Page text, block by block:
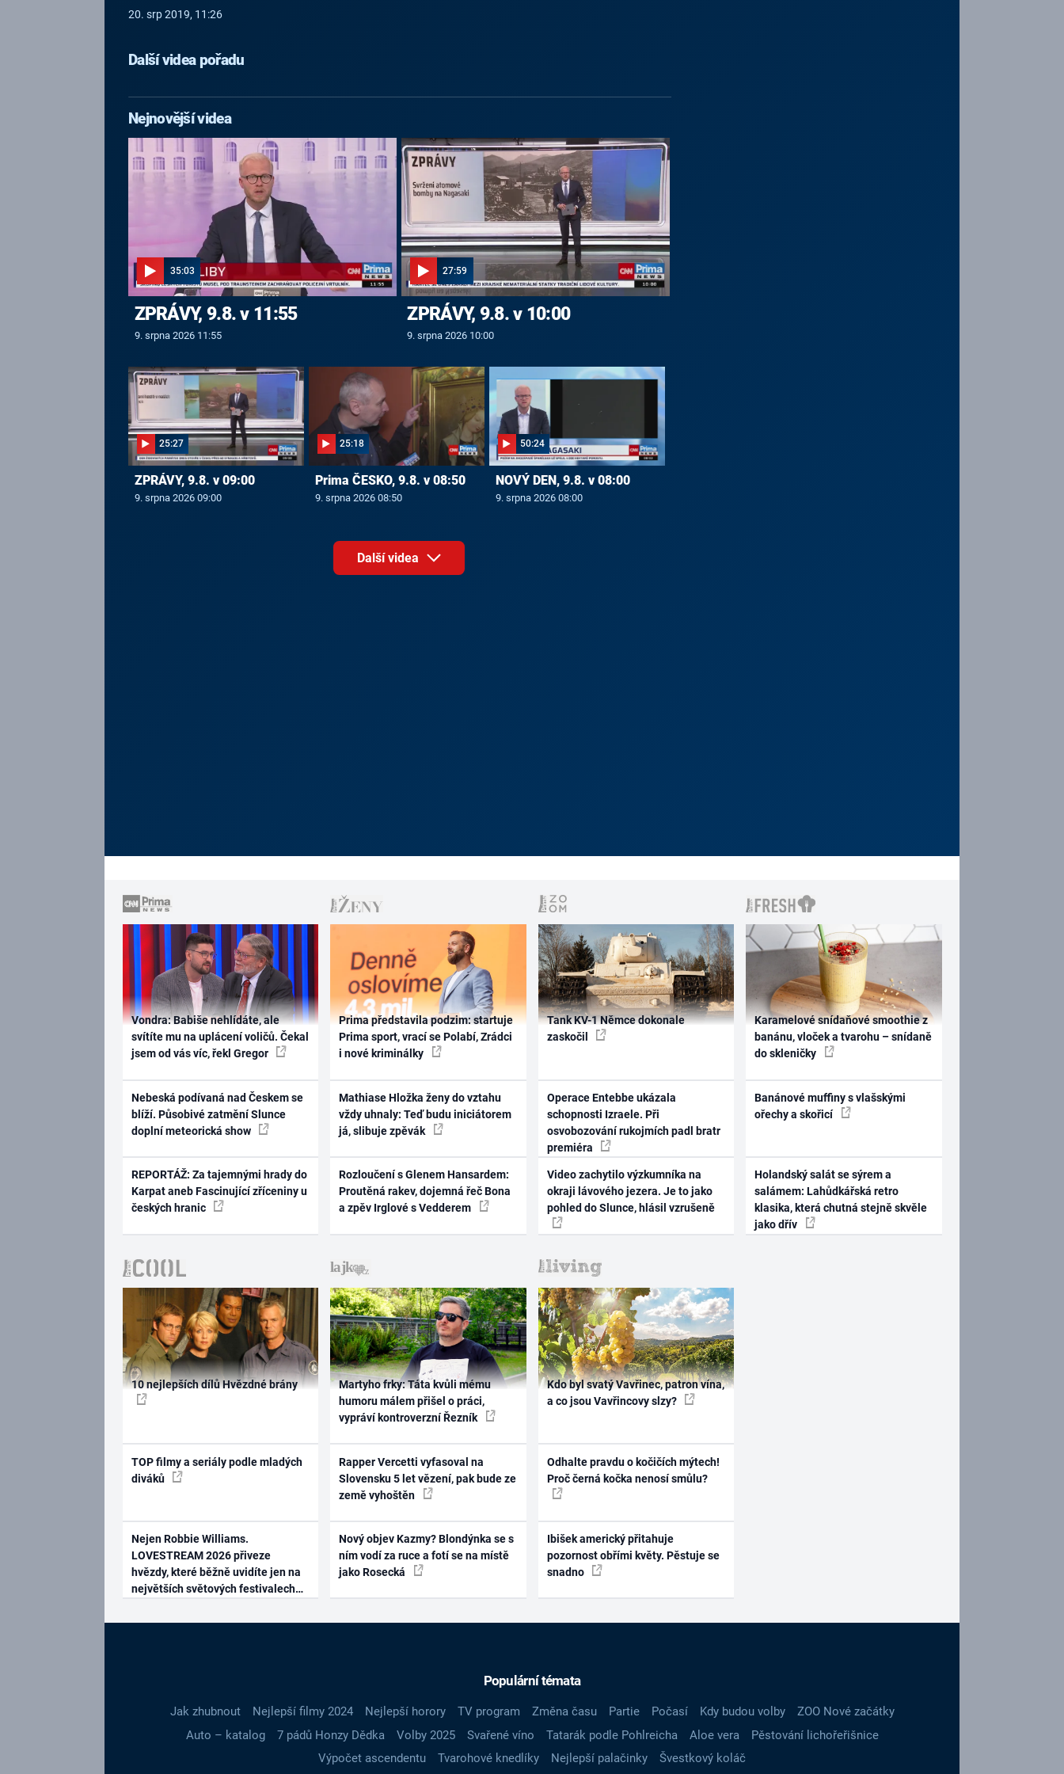
20. srp 2019, 11:26
Další videa pořadu
Nejnovější videa
35:03
ZPRÁVY, 9.8. v 11:55
9. srpna 2026 11:55
27:59
ZPRÁVY, 9.8. v 10:00
9. srpna 2026 10:00
25:27
ZPRÁVY, 9.8. v 09:00
9. srpna 2026 09:00
25:18
Prima ČESKO, 9.8. v 08:50
9. srpna 2026 08:50
50:24
NOVÝ DEN, 9.8. v 08:00
9. srpna 2026 08:00
Další videa
Vondra: Babiše nehlídáte, ale
svítíte mu na uplácení voličů. Čekal
jsem od vás víc, řekl Gregor
Nebeská podívaná nad Českem se
blíží. Působivé zatmění Slunce
doplní meteorická show
REPORTÁŽ: Za tajemnými hrady do
Karpat aneb Fascinující zříceniny u
českých hranic
Prima představila podzim: startuje
Prima sport, vrací se Polabí, Zrádci
i nové kriminálky
Mathiase Hložka ženy do vztahu
vždy uhnaly: Teď budu iniciátorem
já, slibuje zpěvák
Rozloučení s Glenem Hansardem:
Proutěná rakev, dojemná řeč Bona
a zpěv Irglové s Vedderem
Tank KV-1 Němce dokonale
zaskočil
Operace Entebbe ukázala
schopnosti Izraele. Při
osvobozování rukojmích padl bratr
premiéra
Video zachytilo výzkumníka na
okraji lávového jezera. Je to jako
pohled do Slunce, hlásil vzrušeně
Karamelové snídaňové smoothie z
banánu, vloček a tvarohu – snídaně
do skleničky
Banánové muffiny s vlašskými
ořechy a skořicí
Holandský salát se sýrem a
salámem: Lahůdkářská retro
klasika, která chutná stejně skvěle
jako dřív
10 nejlepších dílů Hvězdné brány
TOP filmy a seriály podle mladých
diváků
Nejen Robbie Williams.
LOVESTREAM 2026 přiveze
hvězdy, které běžně uvidíte jen na
největších světových festivalech
Martyho frky: Táta kvůli mému
humoru málem přišel o práci,
vypráví kontroverzní Řezník
Rapper Vercetti vyfasoval na
Slovensku 5 let vězení, pak bude ze
země vyhoštěn
Nový objev Kazmy? Blondýnka se s
ním vodí za ruce a fotí se na místě
jako Rosecká
Kdo byl svatý Vavřinec, patron vína,
a co jsou Vavřincovy slzy?
Odhalte pravdu o kočičích mýtech!
Proč černá kočka nenosí smůlu?
Ibišek americký přitahuje
pozornost obřími květy. Pěstuje se
snadno
Populární témata
Jak zhubnout Nejlepší filmy 2024 Nejlepší horory TV program Změna času Partie Počasí Kdy budou volby
ZOO Nové začátky
Auto – katalog
7 pádů Honzy Dědka Volby 2025 Svařené víno Tatarák podle Pohlreicha Aloe vera
Pěstování lichořeřišnice
Výpočet ascendentu
Tvarohové knedlíky Nejlepší palačinky Švestkový koláč